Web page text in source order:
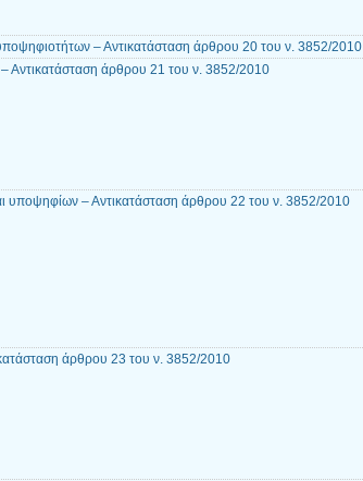
– Αντικατάσταση άρθρου 20 του ν. 3852/2010
Αντικατάσταση άρθρου 21 του ν. 3852/2010
υποψηφίων – Αντικατάσταση άρθρου 22 του ν. 3852/2010
άρθρου 23 του ν. 3852/2010